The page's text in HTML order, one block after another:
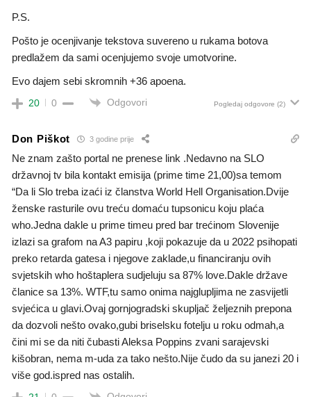
P.S.
Pošto je ocenjivanje tekstova suvereno u rukama botova
predlažem da sami ocenjujemo svoje umotvorine.
Evo dajem sebi skromnih +36 apoena.
20 0 Odgovori Pogledaj odgovore (2)
Don Piškot 3 godine prije
Ne znam zašto portal ne prenese link .Nedavno na SLO
državnoj tv bila kontakt emisija (prime time 21,00)sa temom
“Da li Slo treba izaći iz članstva World Hell Organisation.Dvije
ženske rasturile ovu treću domaću tupsonicu koju plaća
who.Jedna dakle u prime timeu pred bar trećinom Slovenije
izlazi sa grafom na A3 papiru ,koji pokazuje da u 2022 psihopati
preko retarda gatesa i njegove zaklade,u financiranju ovih
svjetskih who hoštaplera sudjeluju sa 87% love.Dakle države
članice sa 13%. WTF,tu samo onima najglupljima ne zasvijetli
svjećica u glavi.Ovaj gornjogradski skupljač željeznih prepona
da dozvoli nešto ovako,gubi briselsku fotelju u roku odmah,a
čini mi se da niti čubasti Aleksa Poppins zvani sarajevski
kišobran, nema m-uda za tako nešto.Nije čudo da su janezi 20 i
više god.ispred nas ostalih.